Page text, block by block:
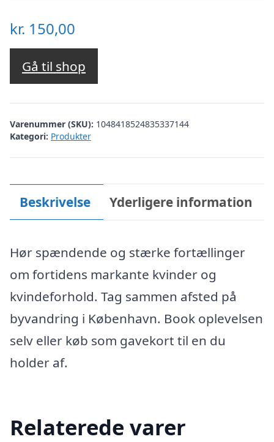
kr. 150,00
Gå til shop
Varenummer (SKU): 1048418524835337144
Kategori: Produkter
Beskrivelse Yderligere information
Hør spændende og stærke fortællinger
om fortidens markante kvinder og
kvindeforhold. Tag sammen afsted på
byvandring i København. Book oplevelsen
selv eller køb som gavekort til en du
holder af.
Relaterede varer